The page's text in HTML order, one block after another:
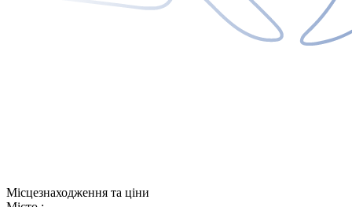
Місцезнаходження та ціни